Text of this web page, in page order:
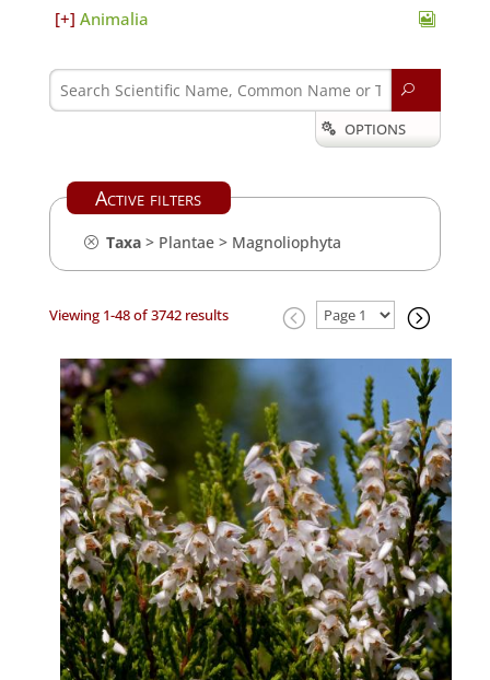
Animalia
U
 OPTIONS
Active filters
Taxa> Plantae> Magnoliophyta
Viewing 1-48 of 3742 results